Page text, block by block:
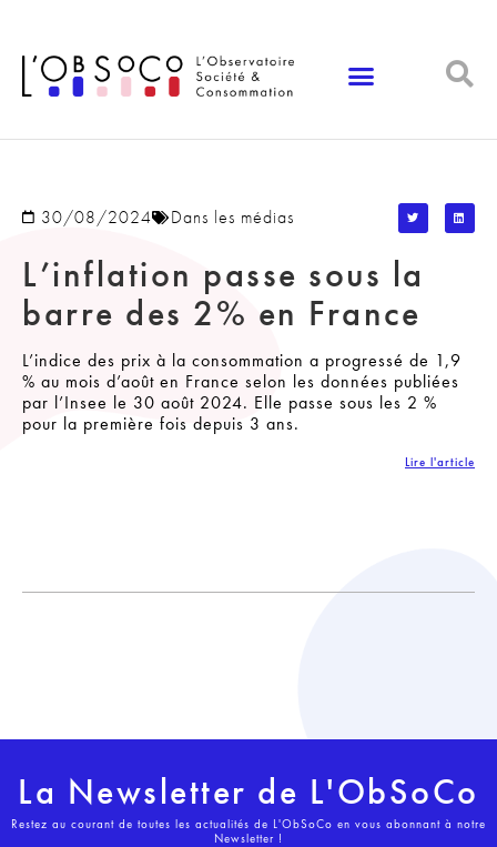
30/08/2024 Dans les médias
L’inflation passe sous la
barre des 2% en France
L’indice des prix à la consommation a progressé de 1,9
% au mois d’août en France selon les données publiées
par l’Insee le 30 août 2024. Elle passe sous les 2 %
pour la première fois depuis 3 ans.
Lire l'article
La Newsletter de L'ObSoCo
Restez au courant de toutes les actualités de L'ObSoCo en vous abonnant à notre
Newsletter !